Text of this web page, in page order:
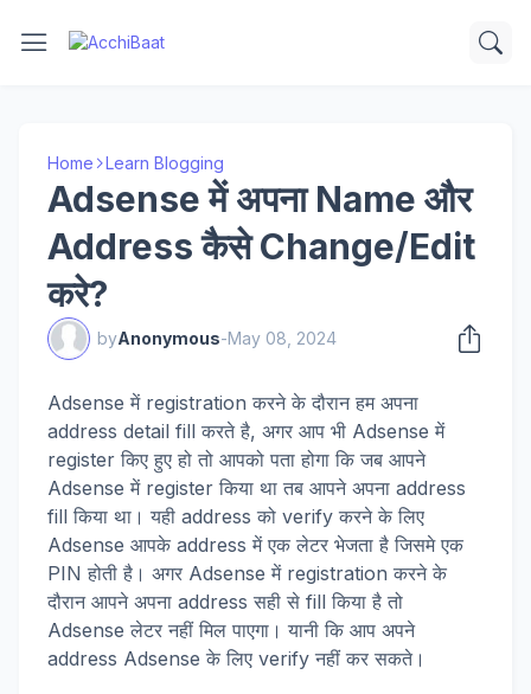
Home Learn Blogging
Adsense में अपना Name और
Address कैसे Change/Edit
करे?
byAnonymous-May 08, 2024
Adsense में registration करने के दौरान हम अपना
address detail fill करते है, अगर आप भी Adsense में
register किए हुए हो तो आपको पता होगा कि जब आपने
Adsense में register किया था तब आपने अपना address
fill किया था। यही address को verify करने के लिए
Adsense आपके address में एक लेटर भेजता है जिसमे एक
PIN होती है। अगर Adsense में registration करने के
दौरान आपने अपना address सही से fill किया है तो
Adsense लेटर नहीं मिल पाएगा। यानी कि आप अपने
address Adsense के लिए verify नहीं कर सकते।